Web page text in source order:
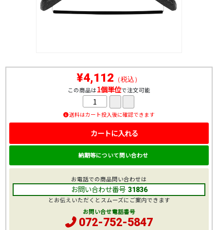
¥4,112 （税込）
この商品は1個単位で注文可能
送料はカート投入後に確認できます
カートに入れる
納期等について問い合わせ
お電話での商品問い合わせは
お問い合わせ番号 31836
とお伝えいただくとスムーズにご案内できます
お問い合せ電話番号
072-752-5847